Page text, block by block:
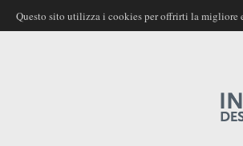
Questo sito utilizza i cookies per offrirti la migliore